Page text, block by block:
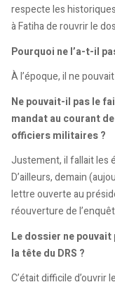
respecte les
à Fatiha de rouvrir le
Pourquoi ne l’a-t-il
À l’époque, il ne
Ne pouvait-il pas le
mandat au courant
officiers militaires ?
Justement, il fallait les
D’ailleurs, demain
lettre ouverte au
réouverture de
Le dossier ne
la tête du DRS ?
C’était difficile d’ouvrir